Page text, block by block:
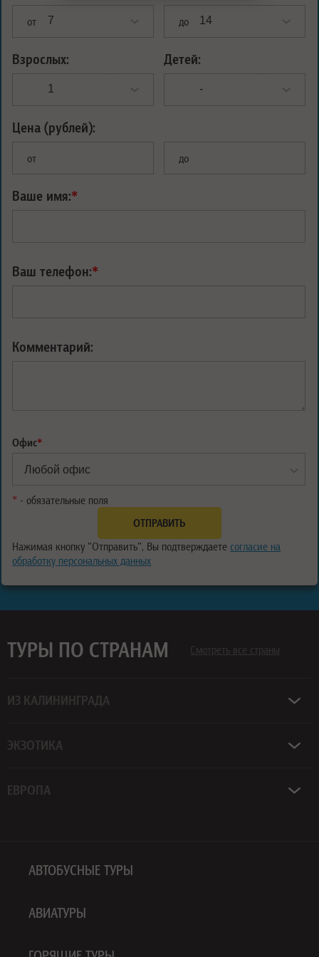
от до
Взрослых: Детей:
Цена (рублей):
от до
Ваше имя:*
Ваш телефон:*
Комментарий:
Офис*
* - обязательные поля
Нажимая кнопку "Отправить", Вы подтверждаете согласие на
обработку персональных данных
ТУРЫ ПО СТРАНАМ Смотреть все страны
ИЗ КАЛИНИНГРАДА
ЭКЗОТИКА
ЕВРОПА
АВТОБУСНЫЕ ТУРЫ
АВИАТУРЫ